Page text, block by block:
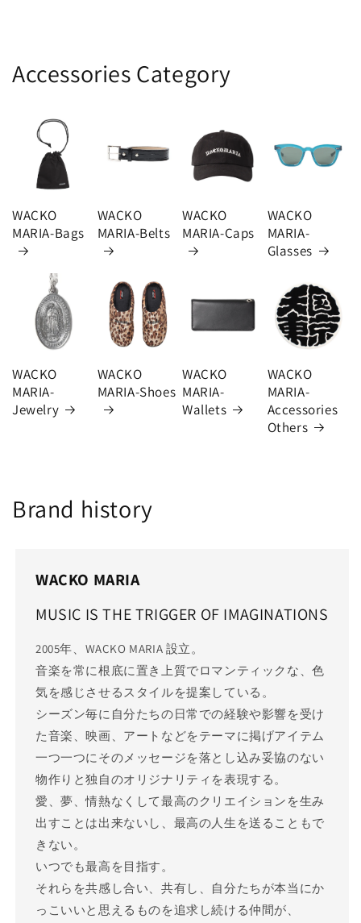
Accessories Category
WACKO
MARIA-Bags
WACKO
MARIA-Belts
WACKO
MARIA-Caps
WACKO
MARIA-
Glasses
WACKO
MARIA-
Jewelry
WACKO
MARIA-Shoes
WACKO
MARIA-
Wallets
WACKO
MARIA-
Accessories
Others
Brand history
WACKO MARIA
MUSIC IS THE TRIGGER OF IMAGINATIONS
2005年、WACKO MARIA 設立。
音楽を常に根底に置き上質でロマンティックな、色
気を感じさせるスタイルを提案している。
シーズン毎に自分たちの日常での経験や影響を受け
た音楽、映画、アートなどをテーマに掲げアイテム
一つ一つにそのメッセージを落とし込み妥協のない
物作りと独自のオリジナリティを表現する。
愛、夢、情熱なくして最高のクリエイションを生み
出すことは出来ないし、最高の人生を送ることもで
きない。
いつでも最高を目指す。
それらを共感し合い、共有し、自分たちが本当にか
っこいいと思えるものを追求し続ける仲間が、